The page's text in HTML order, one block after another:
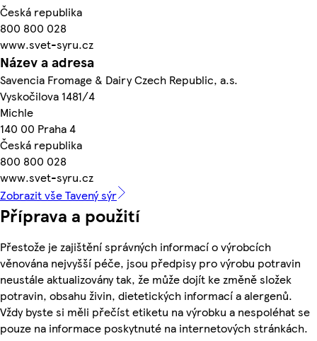
Česká republika
800 800 028
www.svet-syru.cz
Název a adresa
Savencia Fromage & Dairy Czech Republic, a.s.
Vyskočilova 1481/4
Michle
140 00 Praha 4
Česká republika
800 800 028
www.svet-syru.cz
Zobrazit vše Tavený sýr
Příprava a použití
Přestože je zajištění správných informací o výrobcích
věnována nejvyšší péče, jsou předpisy pro výrobu potravin
neustále aktualizovány tak, že může dojít ke změně složek
potravin, obsahu živin, dietetických informací a alergenů.
Vždy byste si měli přečíst etiketu na výrobku a nespoléhat se
pouze na informace poskytnuté na internetových stránkách.